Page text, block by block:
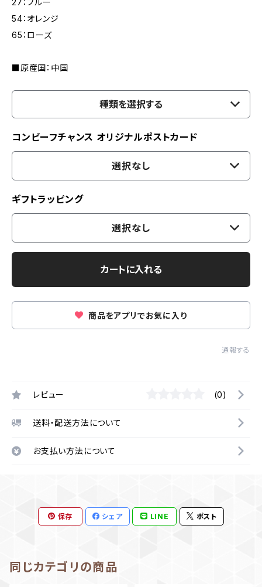
54：オレンジ
65：ローズ
■原産国：中国
種類を選択する
コンビーフチャンス オリジナルポストカード
選択なし
ギフトラッピング
選択なし
カートに入れる
商品をアプリでお気に入り
通報する
レビュー (0)
送料・配送方法について
お支払い方法について
保存 シェア LINE ポスト
同じカテゴリの商品